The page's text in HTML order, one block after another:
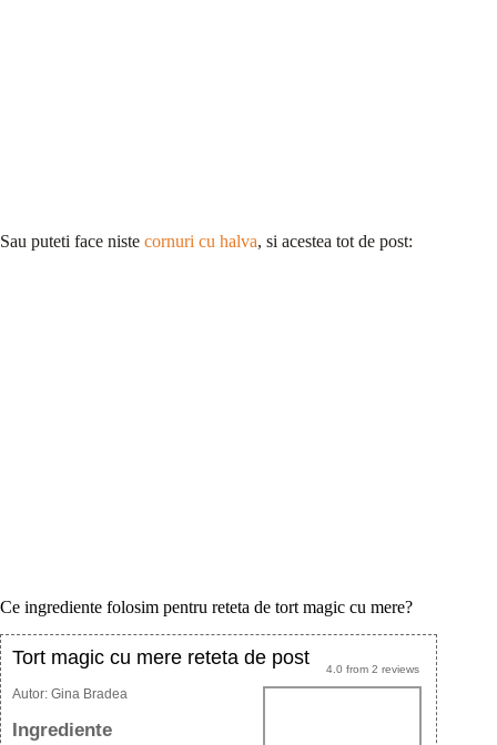
Sau puteti face niste cornuri cu halva, si acestea tot de post:
Ce ingrediente folosim pentru reteta de tort magic cu mere?
4.0 from 2 reviews
Tort magic cu mere reteta de post
Autor: Gina Bradea
Ingrediente